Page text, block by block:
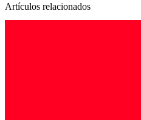
Artículos relacionados